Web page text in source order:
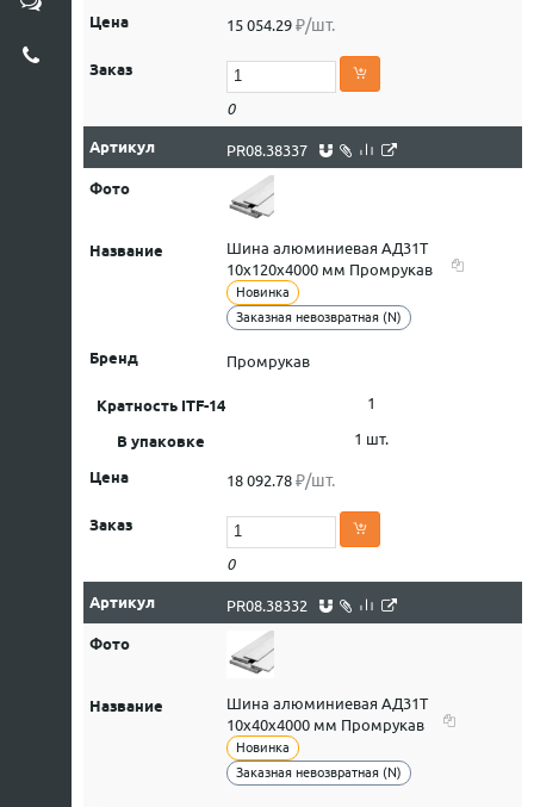
15 054.29 ₽/шт.
0
PR08.38337
Шина алюминиевая АД31Т
10х120х4000 мм Промрукав
Новинка
Заказная невозвратная (N)
Промрукав
1
1 шт.
18 092.78 ₽/шт.
0
PR08.38332
Шина алюминиевая АД31Т
10х40х4000 мм Промрукав
Новинка
Заказная невозвратная (N)